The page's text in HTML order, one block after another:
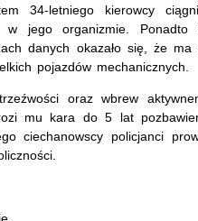
34-letniego kierowcy
w jego organizmie. Ponadto
danych okazało się, że ma
pojazdów mechanicznych.
oraz wbrew
mu kara do 5 lat
ciechanowscy policjanci